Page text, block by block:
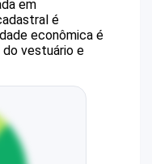
em
é
econômica é
vestuário e